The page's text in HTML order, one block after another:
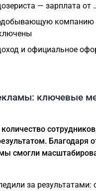
— зарплата от
компанию
и официальное
ключевые
Благодаря
смогли
за результатами: